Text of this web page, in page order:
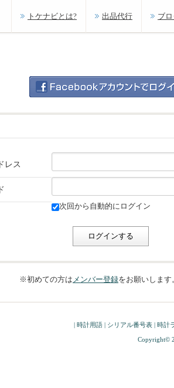
トケナビとは? 出品代行 ブ
レス
次回から自動的にログイン
※初めての方は メンバー登録をお願いしま
| 時計用語 | シリアル番号表 | 時計
Copyright©